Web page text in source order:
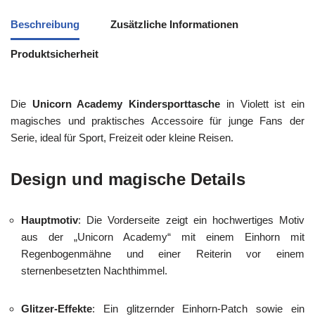
Beschreibung Zusätzliche Informationen
Produktsicherheit
Die Unicorn Academy Kindersporttasche in Violett ist ein
magisches und praktisches Accessoire für junge Fans der
Serie, ideal für Sport, Freizeit oder kleine Reisen.
Design und magische Details
Hauptmotiv: Die Vorderseite zeigt ein hochwertiges Motiv
aus der „Unicorn Academy“ mit einem Einhorn mit
Regenbogenmähne und einer Reiterin vor einem
sternenbesetzten Nachthimmel.
Glitzer-Effekte: Ein glitzernder Einhorn-Patch sowie ein